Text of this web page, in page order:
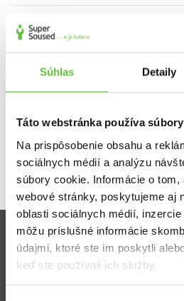
Súhlas Detaily
Táto webstránka používa
Na prispôsobenie obsahu a
sociálnych médií a analýzu
súbory cookie. Informácie o tom,
webové stránky, poskytujeme aj
oblasti sociálnych médií,
môžu príslušné informácie
údajmi, ktoré ste im poskytli
keď ste používali ich služby.
sťahovanie Petržalka -
rámec dohody, o nič som sa nemusel
Zistite